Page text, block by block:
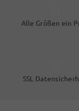
Alle Größen ein
SSL